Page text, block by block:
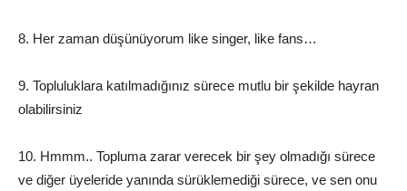
8. Her zaman düşünüyorum like singer, like fans…
9. Topluluklara katılmadığınız sürece mutlu bir şekilde hayran
olabilirsiniz
10. Hmmm.. Topluma zarar verecek bir şey olmadığı sürece
ve diğer üyeleride yanında sürüklemediği sürece, ve sen onu